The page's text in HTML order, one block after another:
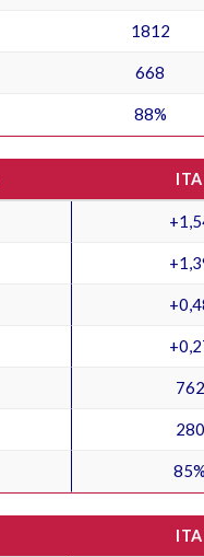
1812
668
88%
ITA
762
280
85%
ITA